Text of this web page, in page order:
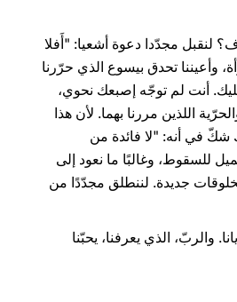
لنقبل مجدّدا دعوة أشعيا: "أَفلا
وأعيننا تحدق بيسوع الذي حرّرنا
أنت لم توجّه إصبعك نحوي،
اللذين مررنا بهما. لأن هذا
شكّ في أنه: "لا فائدة من
للسقوط، وغالبًا ما نعود إلى
جديدة. لننطلق مجدّدًا من
والربّ، الذي يعرفنا، يحبّنا